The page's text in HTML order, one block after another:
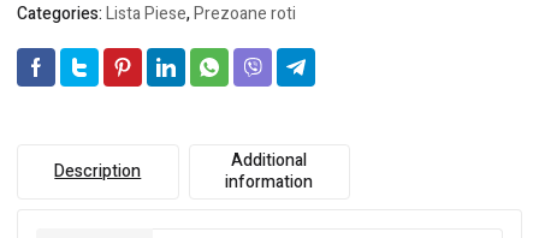
Categories:Lista Piese,Prezoane roti
Description
Additional
information